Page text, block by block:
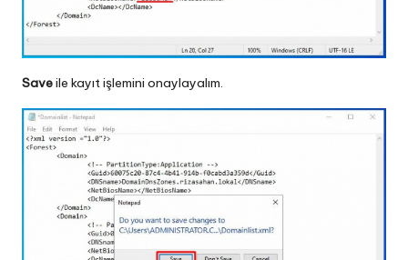
Saveile kayıt işlemini onaylayalım.